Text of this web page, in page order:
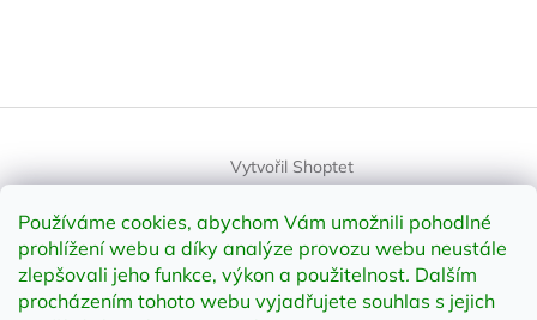
Používáme cookies, abychom Vám umožnili pohodlné
prohlížení webu a díky analýze provozu webu neustále
zlepšovali jeho funkce, výkon a použitelnost. Dalším
procházením tohoto webu vyjadřujete souhlas s jejich
Vytvořil Shoptet
Copyright 2026 element-shop.cz
. Všechna práva vyhrazena.
Upravit nastavení cookies